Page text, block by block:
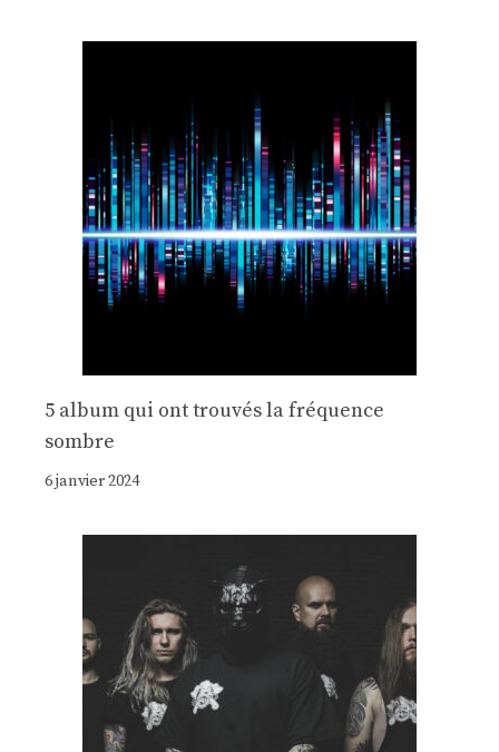
5 album qui ont trouvés la fréquence
sombre
6 janvier 2024